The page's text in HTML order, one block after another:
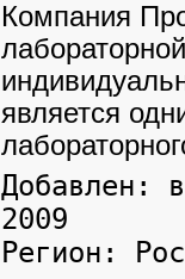
Компания
является
Добавлен:
2009
Регион: